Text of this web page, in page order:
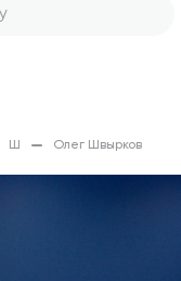
Ш Олег Швырков